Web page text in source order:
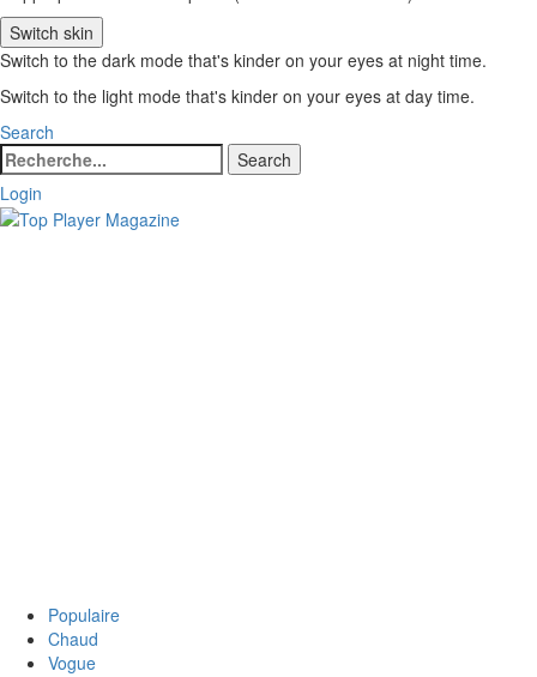
Switch skin
Switch to the dark mode that's kinder on your eyes at night time.
Switch to the light mode that's kinder on your eyes at day time.
Search
Search
for:
Search
Login
Populaire
Chaud
Vogue